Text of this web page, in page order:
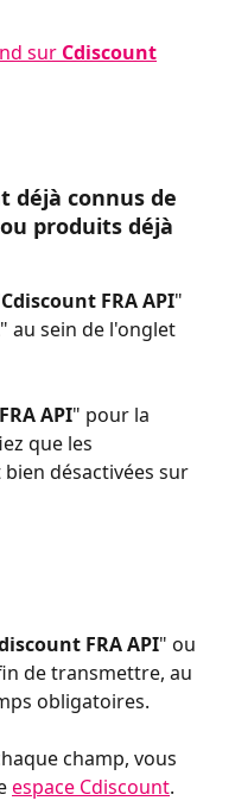
sur Cdiscount
déjà connus de
produits déjà
Cdiscount FRA API"
" au sein de l'onglet
API" pour la
que les
désactivées sur
FRA API" ou
de transmettre, au
obligatoires.
champ, vous
espace Cdiscount.